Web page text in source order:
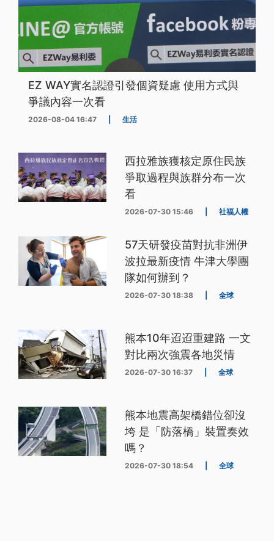
EZ WAY實名認證引發個資疑慮 使用方式與
爭議內容一次看
2026-08-04 16:47 生活
西拉雅族獲核定原住民族
爭取過程與族群分布一次
看
2026-07-30 15:46 社福人權
57天研發疫苗對抗非洲伊
波拉最新疫情 牛津大學團
隊如何辦到？
2026-07-30 18:38 全球
熊本10年迢迢重建路 一文
對比兩次強震各地災情
2026-07-30 16:37 全球
熊本地震高架橋錯位卻沒
垮 是「防落橋」裝置奏效
嗎？
2026-07-30 18:54 全球